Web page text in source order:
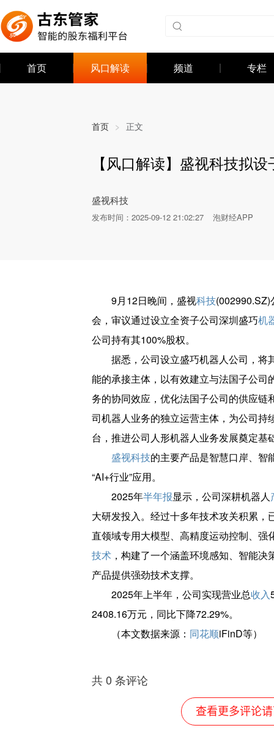
首页 风口解读 频道 专栏
首页 > 正文
【风口解读】盛视科技拟
发布时间： 2025-09-12 21:02:27 泡财经APP
9月12日晚间，盛视科技
会，审议通过设立全资子公司深圳盛巧机
公司持有其100%股权。
据悉，公司设立盛巧机器人公司，将
能的承接主体，以有效建立与法国子公
务的协同效应，优化法国子公司的供应
司机器人业务的独立运营主体，为公司
台，推进公司人形机器人业务发展奠定基
盛视科技的主要产品是智慧口岸、智
“AI+行业”应用。
2025年半年报显示，公司深耕机器人
大研发投入。经过十多年技术攻关积累
直领域专用大模型、高精度运动控制、
技术 ，构建了一个涵盖环境感知、智能
产品提供强劲技术支撑。
2025年上半年，公司实现营业总收入
2408.16万元，同比下降72.29%。
（本文数据来源： 同花顺iFinD等）
共0 条评论
查看更多评论